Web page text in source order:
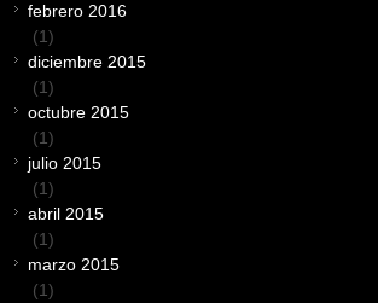
febrero 2016
(1)
diciembre 2015
(1)
octubre 2015
(1)
julio 2015
(1)
abril 2015
(1)
marzo 2015
(1)